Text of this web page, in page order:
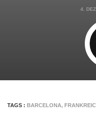
4.
TAGS : BARCELONA,